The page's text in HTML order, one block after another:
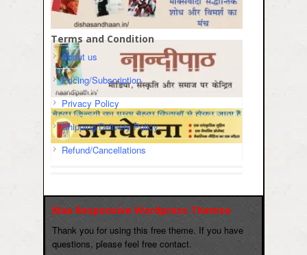
Terms and Condition
About us
Pricing/Subscription
Privacy Policy
Shipping/Delivery Policy
Refund/Cancellations
Max Responsive Wordpress Themse
Thank you for using this free theme. If you have
questions, please feel free contact.